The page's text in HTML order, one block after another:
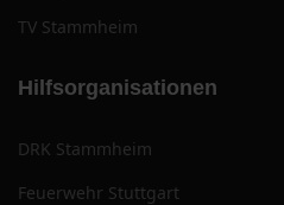
TV Stammheim
Hilfsorganisationen
DRK Stammheim
Feuerwehr Stuttgart